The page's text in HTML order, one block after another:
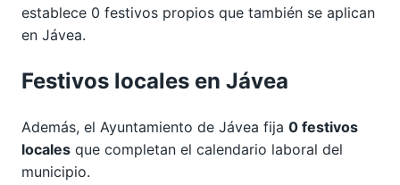
establece 0 festivos propios que también se aplican
en Jávea.
Festivos locales en Jávea
Además, el Ayuntamiento de Jávea fija 0 festivos
locales que completan el calendario laboral del
municipio.